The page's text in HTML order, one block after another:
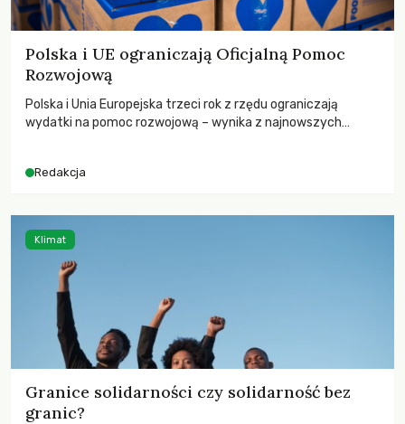
Polska i UE ograniczają Oficjalną Pomoc
Rozwojową
Polska i Unia Europejska trzeci rok z rzędu ograniczają
wydatki na pomoc rozwojową – wynika z najnowszych
odnotowano największe tąpnięcie ODA w historii. Jakie będą
kryzysami i ubóstwem?
Redakcja
Granice solidarności czy solidarność bez
granic?
Klimat